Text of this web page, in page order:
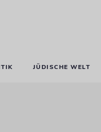
JÜDISCHE WELT